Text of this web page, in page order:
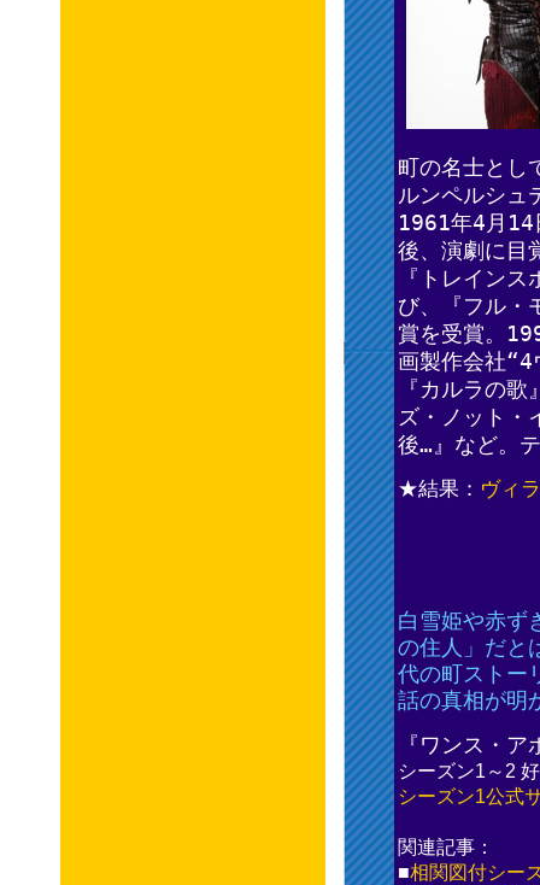
町の名士とし
ルンペルシュ
1961年4月14
後、演劇に
『トレイン
び、『フル・
賞を受賞。
画製作会社“4
『カルラの
ズ・ノット・
後…』など。
★結果： ヴィ
白雪姫や赤ず
の住人」だと
代の町ストー
話の真相が明
『ワンス・
シーズン1～2
シーズン1公式
関連記事：
■相関図付シー